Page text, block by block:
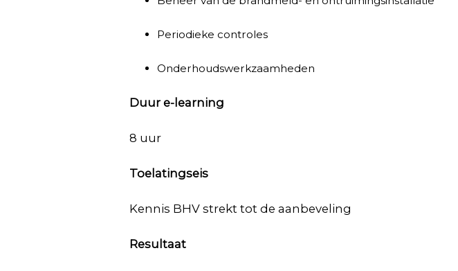
Periodieke controles
Onderhoudswerkzaamheden
Duur e-learning
8 uur
Toelatingseis
Kennis BHV strekt tot de aanbeveling
Resultaat